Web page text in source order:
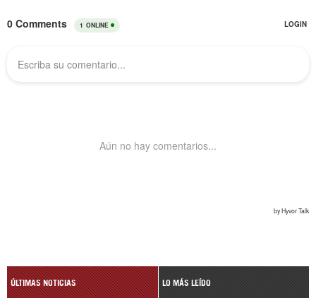
ÚLTIMAS NOTICIAS LO MÁS LEÍDO